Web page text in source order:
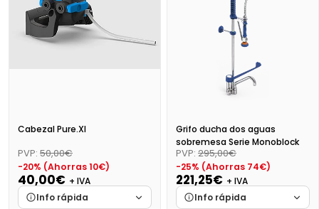
Cabezal Pure.Xl
PVP: 50,00€
-20% (Ahorras 10€)
40,00€ + IVA
Info rápida
Grifo ducha dos aguas
sobremesa Serie Monoblock
PVP: 295,00€
-25% (Ahorras 74€)
221,25€ + IVA
Info rápida